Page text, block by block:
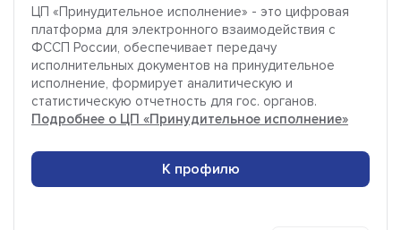
ЦП «Принудительное исполнение» - это цифровая
платформа для электронного взаимодействия с
ФССП России, обеспечивает передачу
исполнительных документов на принудительное
исполнение, формирует аналитическую и
статистическую отчетность для гос. органов.
Подробнее о ЦП «Принудительное исполнение»
К профилю